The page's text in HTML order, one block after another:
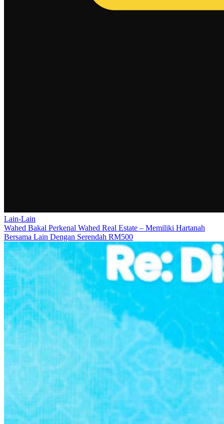
Lain-Lain
Wahed Bakal Perkenal Wahed Real Estate – Memiliki Hartanah
Bersama Lain Dengan Serendah RM500